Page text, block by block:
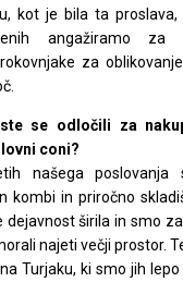
kot je bila ta
angažiramo za
za
se odločili za
coni?
našega
kombi in priročno
dejavnost širila in smo
najeti večji prostor.
Turjaku, ki smo jih